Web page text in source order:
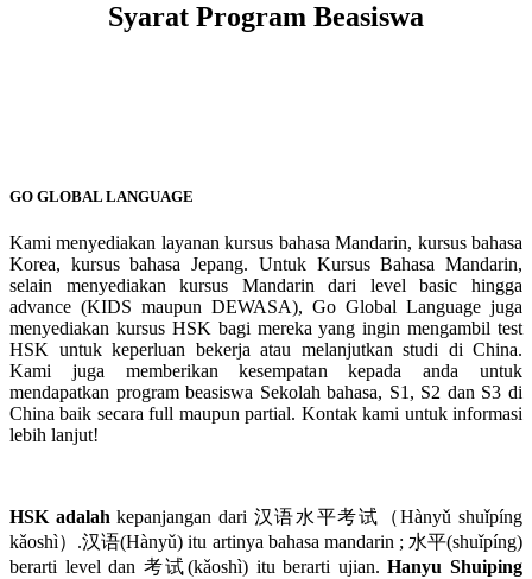
Syarat Program Beasiswa
GO GLOBAL LANGUAGE
Kami menyediakan layanan kursus bahasa Mandarin, kursus bahasa
Korea, kursus bahasa Jepang. Untuk Kursus Bahasa Mandarin,
selain menyediakan kursus Mandarin dari level basic hingga
advance (KIDS maupun DEWASA), Go Global Language juga
menyediakan kursus HSK bagi mereka yang ingin mengambil test
HSK untuk keperluan bekerja atau melanjutkan studi di China.
Kami juga memberikan kesempatan kepada anda untuk
mendapatkan program beasiswa Sekolah bahasa, S1, S2 dan S3 di
China baik secara full maupun partial. Kontak kami untuk informasi
lebih lanjut!
HSK adalah kepanjangan dari 汉语水平考试（Hànyǔ shuǐpíng
kǎoshì）.汉语(Hànyǔ) itu artinya bahasa mandarin ; 水平(shuǐpíng)
berarti level dan 考试(kǎoshì) itu berarti ujian.Hanyu Shuiping